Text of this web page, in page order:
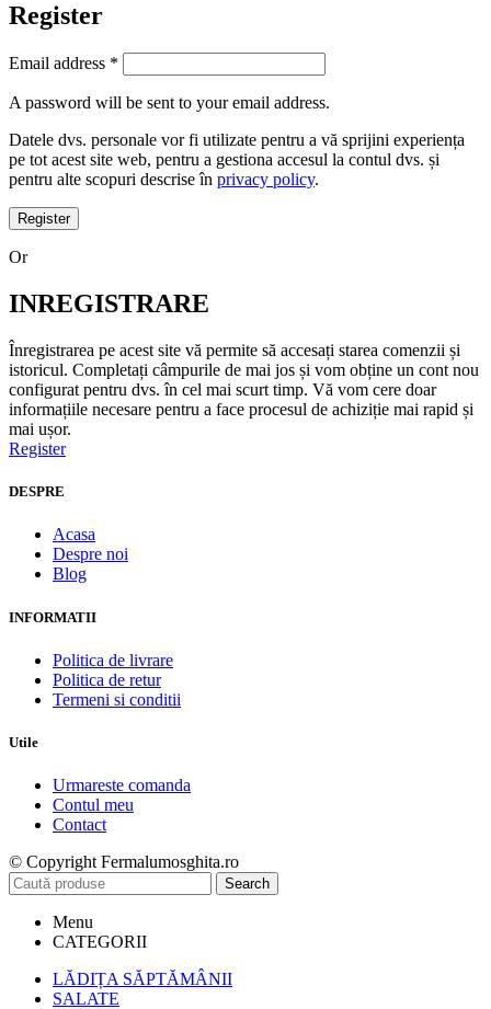
Register
Email address *
A password will be sent to your email address.
Datele dvs. personale vor fi utilizate pentru a vă sprijini experiența
pe tot acest site web, pentru a gestiona accesul la contul dvs. și
pentru alte scopuri descrise în privacy policy.
Register
Or
INREGISTRARE
Înregistrarea pe acest site vă permite să accesați starea comenzii și
istoricul. Completați câmpurile de mai jos și vom obține un cont nou
configurat pentru dvs. în cel mai scurt timp. Vă vom cere doar
informațiile necesare pentru a face procesul de achiziție mai rapid și
mai ușor.
Register
DESPRE
Acasa
Despre noi
Blog
INFORMATII
Politica de livrare
Politica de retur
Termeni si conditii
Utile
Urmareste comanda
Contul meu
Contact
© Copyright Fermalumosghita.ro
Search
Menu
CATEGORII
LĂDIȚA SĂPTĂMÂNII
SALATE